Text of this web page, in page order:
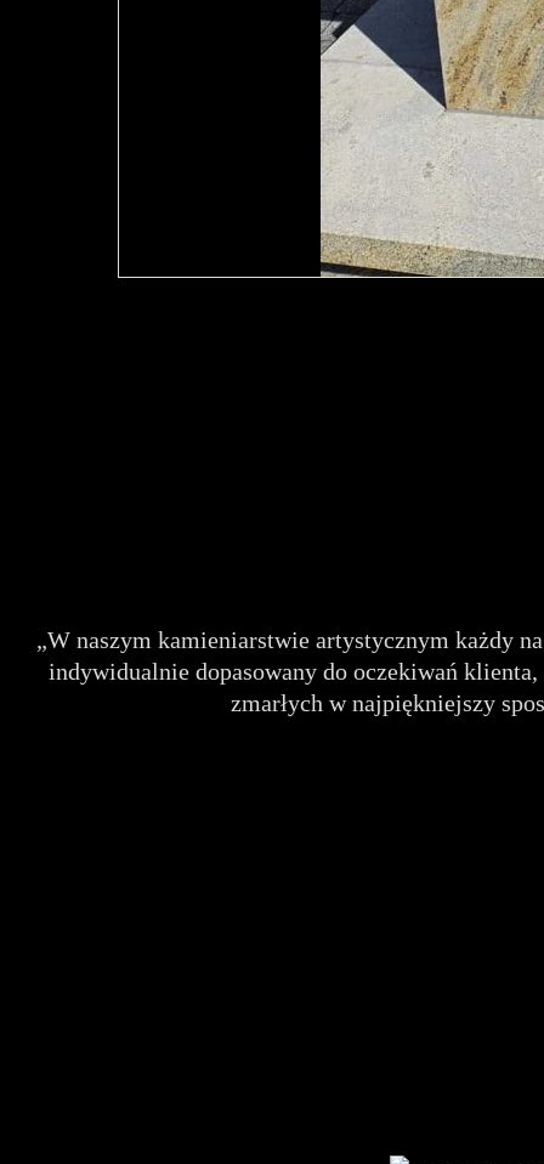
„W naszym kamieniarstwie artystycznym każdy
indywidualnie dopasowany do oczekiwań klienta,
zmarłych w najpiękniejszy